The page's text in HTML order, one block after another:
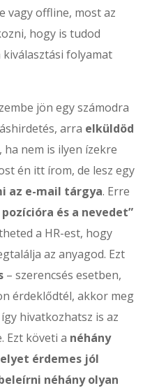
vagy offline, most az
hogy is tudod
folyamat
jön egy számodra
arra elküldöd
ha nem is ilyen ízekre
én itt írom, de lesz egy
az e-mail tárgya. Erre
és a nevedet”
a HR-est, hogy
az anyagod. Ezt
– szerencsés esetben,
érdeklődtél, akkor meg
hivatkozhatsz is az
Ezt követi a néhány
érdemes jól
néhány olyan